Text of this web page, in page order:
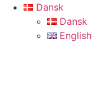
Dansk
Dansk
English